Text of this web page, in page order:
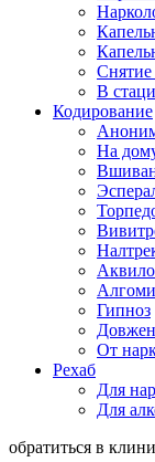
Снятие
В
Кодирование
На
Гипноз
От
Рехаб
Для
Для
обратиться в